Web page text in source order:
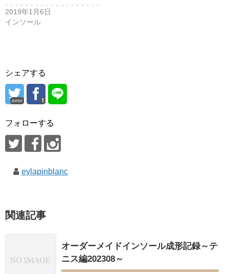
2019年1月6日
インソール
シェアする
error
フォローする
eylapinblanc
関連記事
オーダーメイドインソール成形記録～テ
ニス編202308～